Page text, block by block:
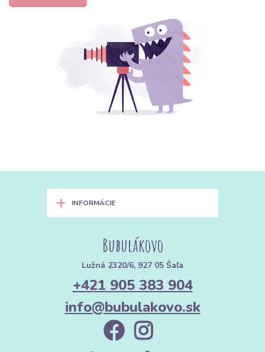
+ INFORMÁCIE
Bubulákovo
Lužná 2320/6, 927 05 Šaľa
+421 905 383 904
info@bubulakovo.sk